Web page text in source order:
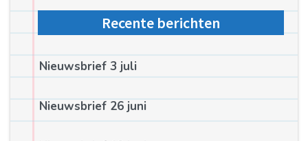
Recente berichten
Nieuwsbrief 3 juli
Nieuwsbrief 26 juni